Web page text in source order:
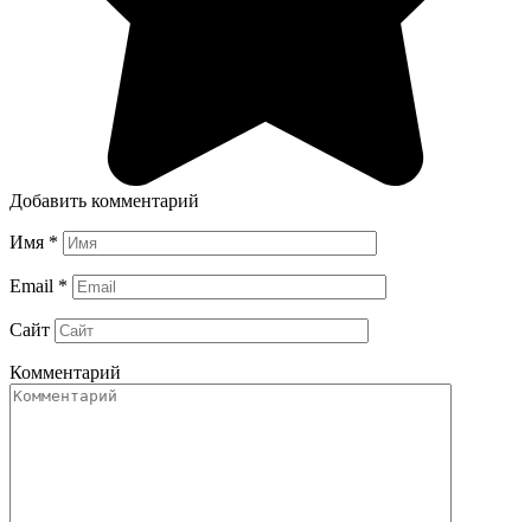
Добавить комментарий
Имя *
Email *
Сайт
Комментарий